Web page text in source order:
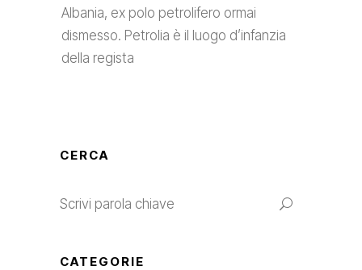
Albania, ex polo petrolifero ormai
dismesso. Petrolia è il luogo d’infanzia
della regista
CERCA
CATEGORIE